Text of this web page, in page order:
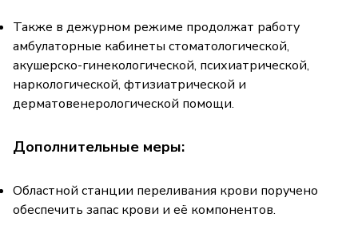
Также в дежурном режиме продолжат работу
амбулаторные кабинеты стоматологической,
акушерско-гинекологической, психиатрической,
наркологической, фтизиатрической и
дерматовенерологической помощи.
Дополнительные меры:
Областной станции переливания крови поручено
обеспечить запас крови и её компонентов.